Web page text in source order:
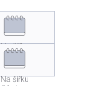
Na šířku
12 stran
Na šířku